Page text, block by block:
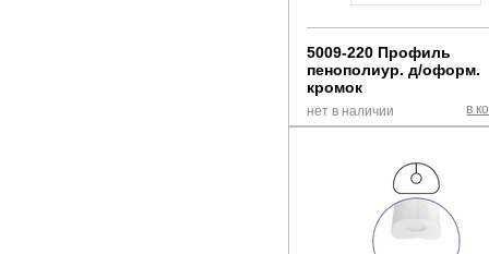
5009-220 Профиль
пенополиур. д/оформ.
кромок
в
нет в наличии